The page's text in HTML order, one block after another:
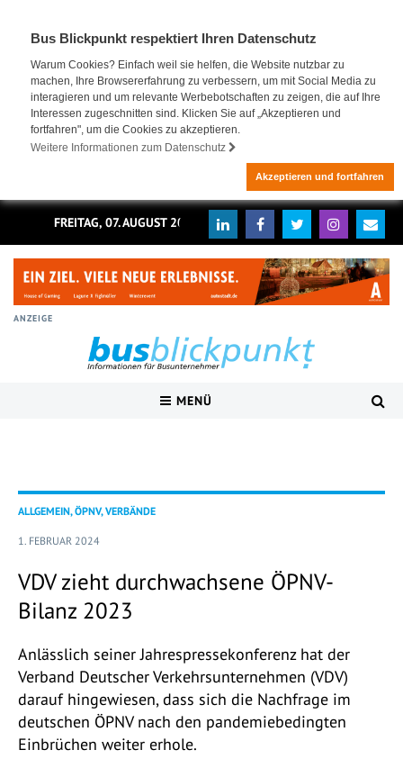
Bus Blickpunkt respektiert Ihren Datenschutz
Warum Cookies? Einfach weil sie helfen, die Website nutzbar zu
machen, Ihre Browsererfahrung zu verbessern, um mit Social Media zu
interagieren und um relevante Werbebotschaften zu zeigen, die auf Ihre
Interessen zugeschnitten sind. Klicken Sie auf „Akzeptieren und
fortfahren", um die Cookies zu akzeptieren.
Weitere Informationen zum Datenschutz
Akzeptieren und fortfahren
FREITAG, 07. AUGUST 2026
ANZEIGE
MENÜ
ALLGEMEIN, ÖPNV, VERBÄNDE
1. FEBRUAR 2024
VDV zieht durchwachsene ÖPNV-
Bilanz 2023
Anlässlich seiner Jahrespressekonferenz hat der
Verband Deutscher Verkehrsunternehmen (VDV)
darauf hingewiesen, dass sich die Nachfrage im
deutschen ÖPNV nach den pandemiebedingten
Einbrüchen weiter erhole.